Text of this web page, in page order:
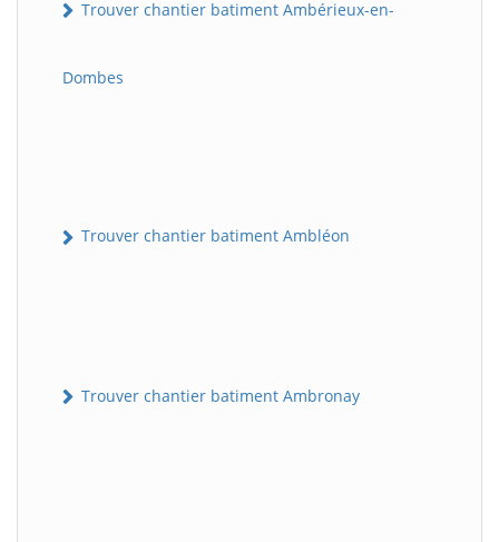
Trouver chantier batiment Ambérieux-en-
Dombes
Trouver chantier batiment Ambléon
Trouver chantier batiment Ambronay